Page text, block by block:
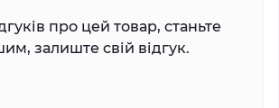
про цей товар, станьте
залиште свій відгук.